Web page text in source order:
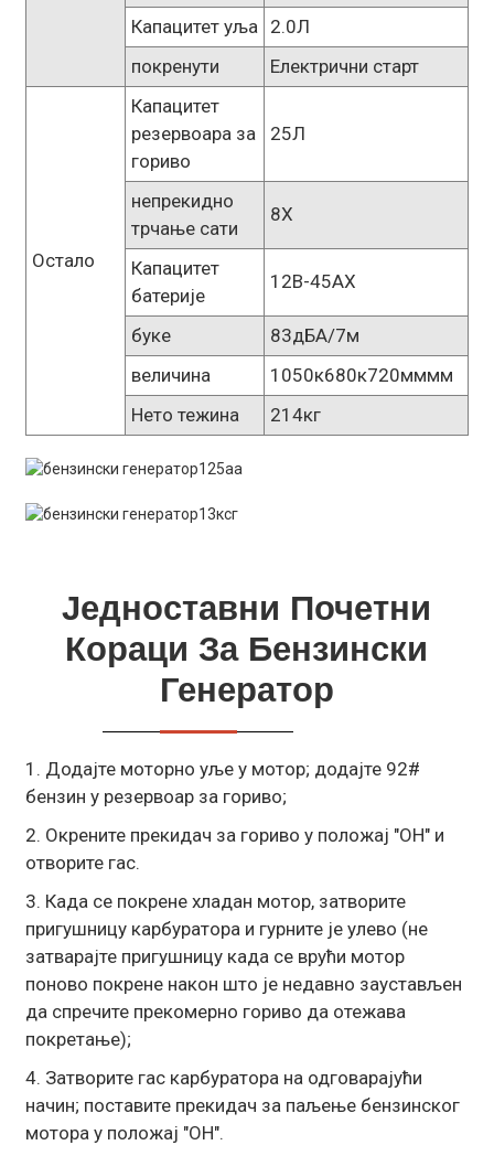
Капацитет уља
2.0Л
покренути
Електрични старт
Остало
Капацитет
резервоара за
гориво
25Л
непрекидно
трчање сати
8Х
Капацитет
батерије
12В-45АХ
буке
83дБА/7м
величина
1050к680к720мммм
Нето тежина
214кг
Једноставни Почетни
Кораци За Бензински
Генератор
1. Додајте моторно уље у мотор; додајте 92#
бензин у резервоар за гориво;
2. Окрените прекидач за гориво у положај "ОН" и
отворите гас.
3. Када се покрене хладан мотор, затворите
пригушницу карбуратора и гурните је улево (не
затварајте пригушницу када се врући мотор
поново покрене након што је недавно заустављен
да спречите прекомерно гориво да отежава
покретање);
4. Затворите гас карбуратора на одговарајући
начин; поставите прекидач за паљење бензинског
мотора у положај "ОН".